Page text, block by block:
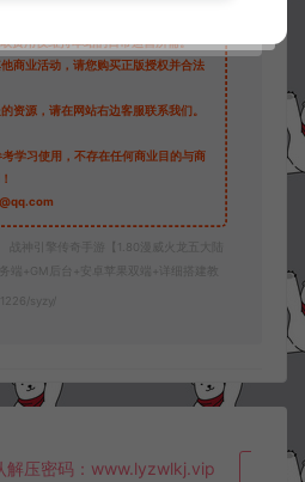
费用仅维持本站的日常运营所需。
商业活动，请您购买正版授权并合法
资源，请在网站右边客服联系我们。
学习使用，不存在任何商业目的与商
战神引擎传奇手游【1.80漫威火龙五大陆
端+GM后台+安卓苹果双端+详细搭建教
syzy/
解压密码：www.lyzwlkj.vip 复